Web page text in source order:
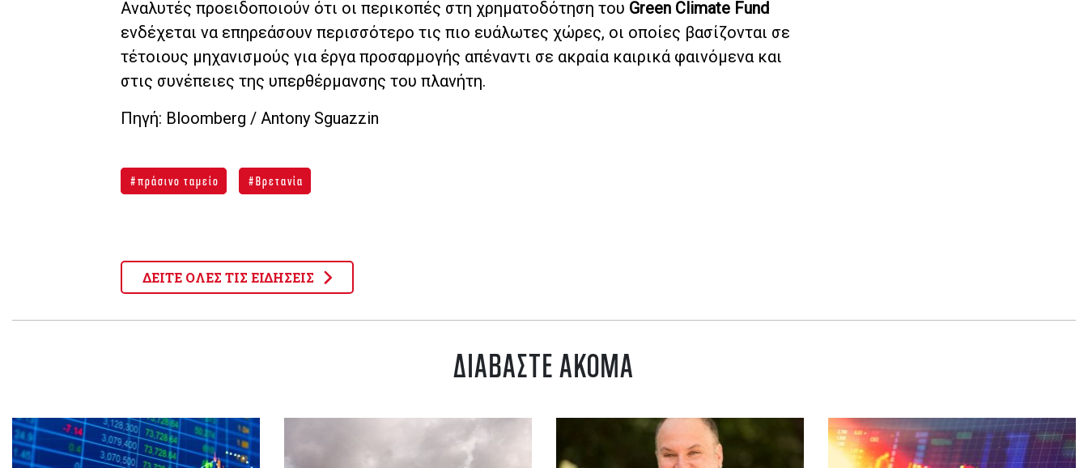
Αναλυτές προειδοποιούν ότι οι περικοπές στη χρηματοδότηση του Green Climate Fund
ενδέχεται να επηρεάσουν περισσότερο τις πιο ευάλωτες χώρες, οι οποίες βασίζονται σε
τέτοιους μηχανισμούς για έργα προσαρμογής απέναντι σε ακραία καιρικά φαινόμενα και
στις συνέπειες της υπερθέρμανσης του πλανήτη.
Πηγή: Bloomberg / Antony Sguazzin
πράσινο ταμείο Βρετανία
ΔΕΙΤΕ ΟΛΕΣ ΤΙΣ ΕΙΔΗΣΕΙΣ
ΔΙΑΒΑΣΤΕ ΑΚΟΜΑ